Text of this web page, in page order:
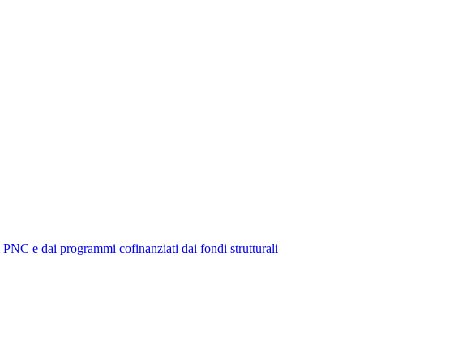
e dai programmi cofinanziati dai fondi strutturali